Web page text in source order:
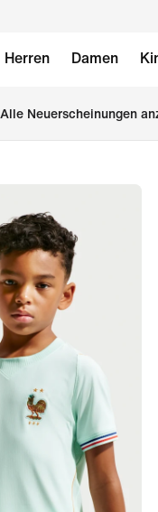
Herren Damen
Alle Neuerscheinungen